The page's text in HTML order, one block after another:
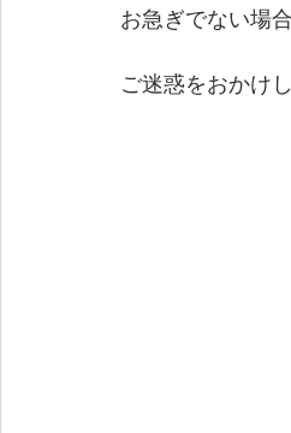
お急ぎでない場
ご迷惑をおかけ